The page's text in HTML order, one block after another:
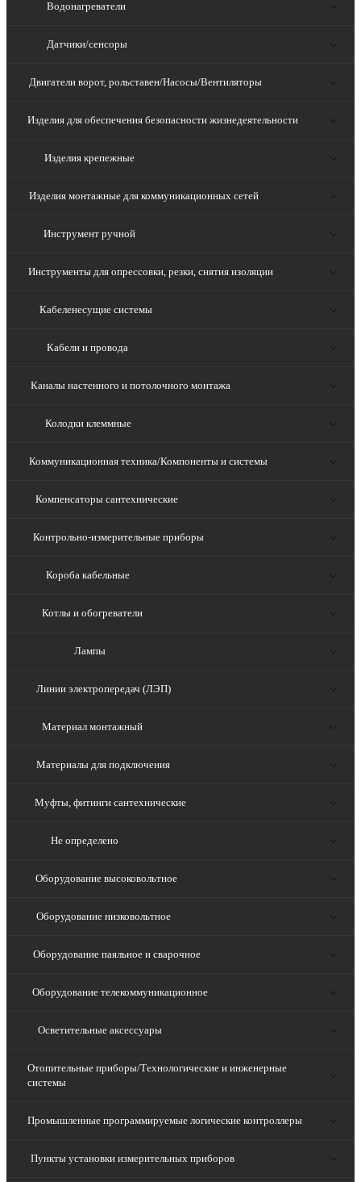
Водонагреватели
Датчики/сенсоры
Двигатели ворот, рольставен/Насосы/Вентиляторы
Изделия для обеспечения безопасности жизнедеятельности
Изделия крепежные
Изделия монтажные для коммуникационных сетей
Инструмент ручной
Инструменты для опрессовки, резки, снятия изоляции
Кабеленесущие системы
Кабели и провода
Каналы настенного и потолочного монтажа
Колодки клеммные
Коммуникационная техника/Компоненты и системы
Компенсаторы сантехнические
Контрольно-измерительные приборы
Короба кабельные
Котлы и обогреватели
Лампы
Линии электропередач (ЛЭП)
Материал монтажный
Материалы для подключения
Муфты, фитинги сантехнические
Не определено
Оборудование высоковольтное
Оборудование низковольтное
Оборудование паяльное и сварочное
Оборудование телекоммуникационное
Осветительные аксессуары
Отопительные приборы/Технологические и инженерные
системы
Промышленные программируемые логические контроллеры
Пункты установки измерительных приборов